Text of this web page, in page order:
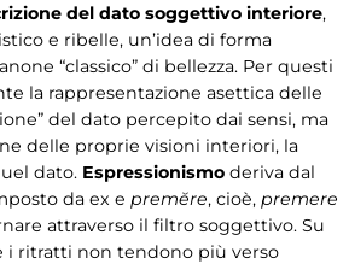
del dato soggettivo interiore,
e ribelle, un’idea di forma
“classico” di bellezza. Per questi
la rappresentazione asettica delle
del dato percepito dai sensi, ma
delle proprie visioni interiori, la
dato. Espressionismo deriva dal
da ex e premĕre, cioè, premere
attraverso il filtro soggettivo. Su
i ritratti non tendono più verso